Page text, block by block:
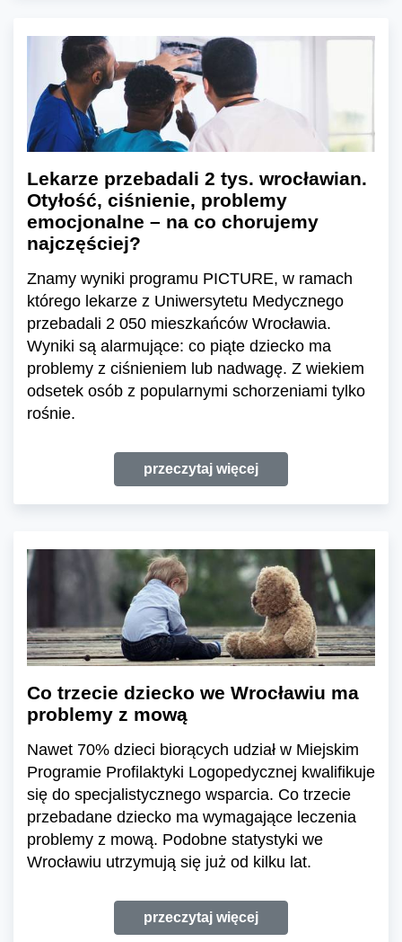
Lekarze przebadali 2 tys. wrocławian.
Otyłość, ciśnienie, problemy
emocjonalne – na co chorujemy
najczęściej?
Znamy wyniki programu PICTURE, w ramach
którego lekarze z Uniwersytetu Medycznego
przebadali 2 050 mieszkańców Wrocławia.
Wyniki są alarmujące: co piąte dziecko ma
problemy z ciśnieniem lub nadwagę. Z wiekiem
odsetek osób z popularnymi schorzeniami tylko
rośnie.
przeczytaj więcej
Co trzecie dziecko we Wrocławiu ma
problemy z mową
Nawet 70% dzieci biorących udział w Miejskim
Programie Profilaktyki Logopedycznej kwalifikuje
się do specjalistycznego wsparcia. Co trzecie
przebadane dziecko ma wymagające leczenia
problemy z mową. Podobne statystyki we
Wrocławiu utrzymują się już od kilku lat.
przeczytaj więcej